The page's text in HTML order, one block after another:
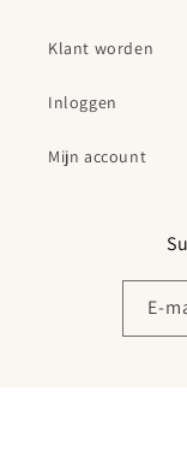
Klant worden
Inloggen
Mijn account